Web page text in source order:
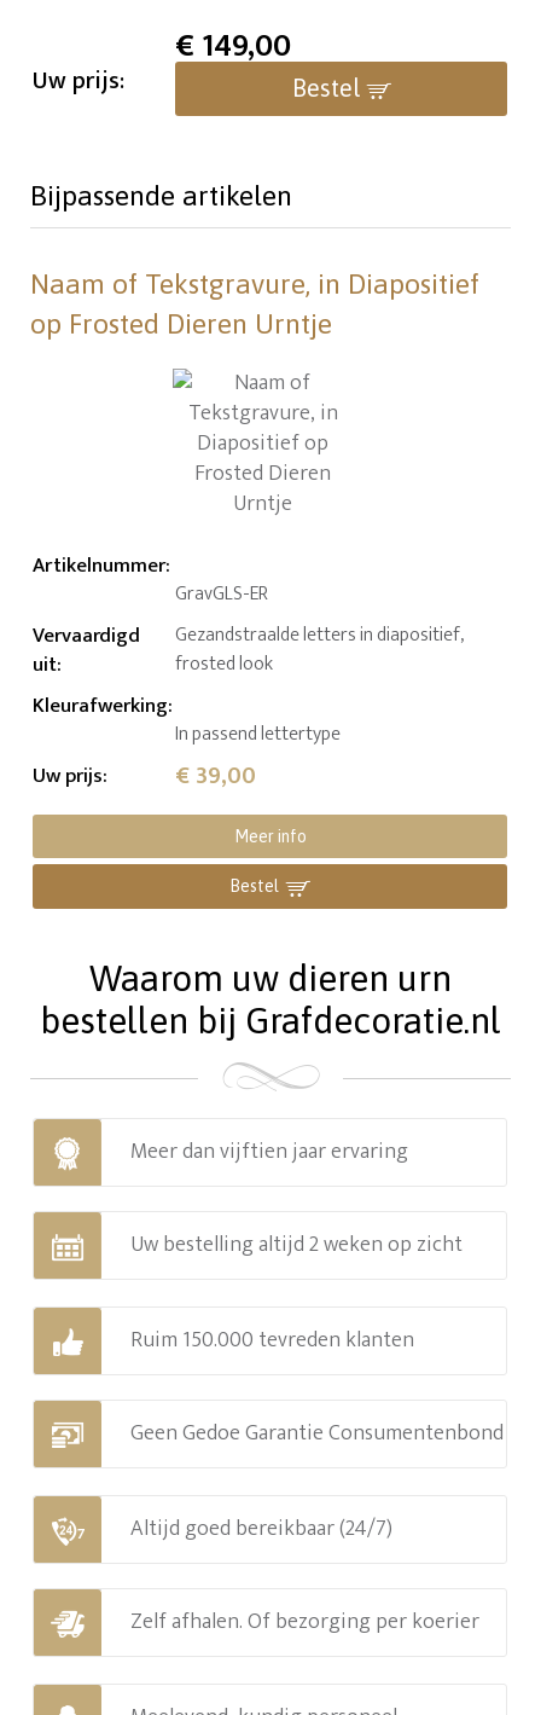
Uw prijs:
€149,00
Bestel
Bijpassende artikelen
Naam of Tekstgravure, in Diapositief
op Frosted Dieren Urntje
Artikelnummer:
GravGLS-ER
Vervaardigd
uit:
Gezandstraalde letters in diapositief,
frosted look
Kleurafwerking:
In passend lettertype
Uw prijs: € 39,00
Meer info
Bestel
Waarom uw dieren urn
bestellen bij Grafdecoratie.nl
Meer dan vijftien jaar ervaring
Uw bestelling altijd 2 weken op zicht
Ruim 150.000 tevreden klanten
Geen Gedoe Garantie Consumentenbond
Altijd goed bereikbaar (24/7)
Zelf afhalen. Of bezorging per koerier